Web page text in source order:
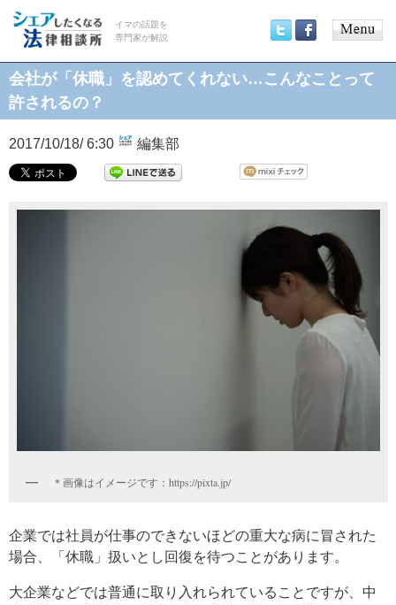
イマの話題を
専門家が解説
menu
会社が「休職」を認めてくれない…こんなことって
許されるの？
2017/10/18/ 6:30 編集部
＊画像はイメージです：https://pixta.jp/
企業では社員が仕事のできないほどの重大な病に冒された
場合、「休職」扱いとし回復を待つことがあります。
大企業などでは普通に取り入れられていることですが、中